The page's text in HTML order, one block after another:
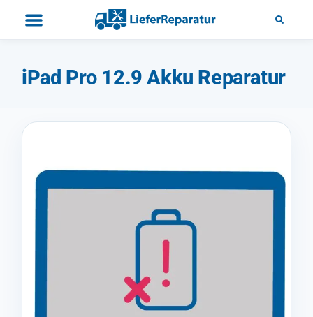
iPad Pro 12.9 Akku Reparatur